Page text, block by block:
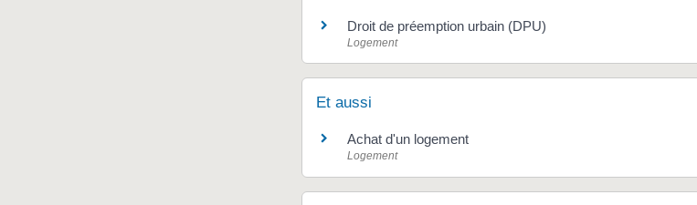
Droit de préemption urbain (DPU)
Logement
Et aussi
Achat d'un logement
Logement